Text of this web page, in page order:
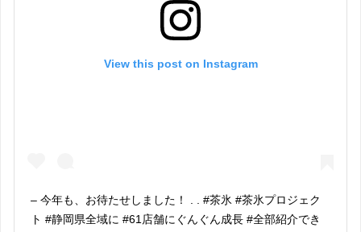
View this post on Instagram
– 今年も、お待たせしました！ . . #茶氷 #茶氷プロジェク
ト #静岡県全域に #61店舗にぐんぐん成長 #全部紹介でき